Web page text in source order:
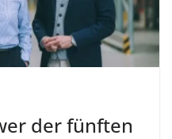
der fünften